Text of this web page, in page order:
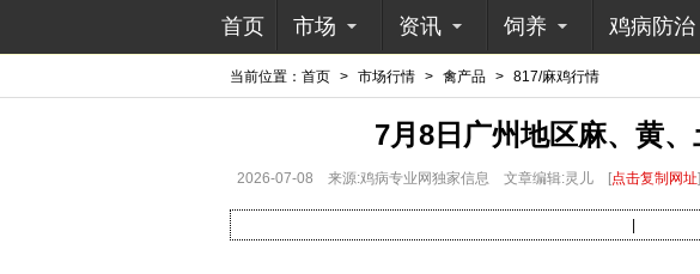
首页 市场 资讯 饲养 鸡病防治
当前位置： 首页 > 市场行情 > 禽产品 > 817/麻鸡行情
7月8日广州地区麻、黄
2026-07-08 来源:鸡病专业网独家信息 文章编辑:灵儿 [点击复制网址]